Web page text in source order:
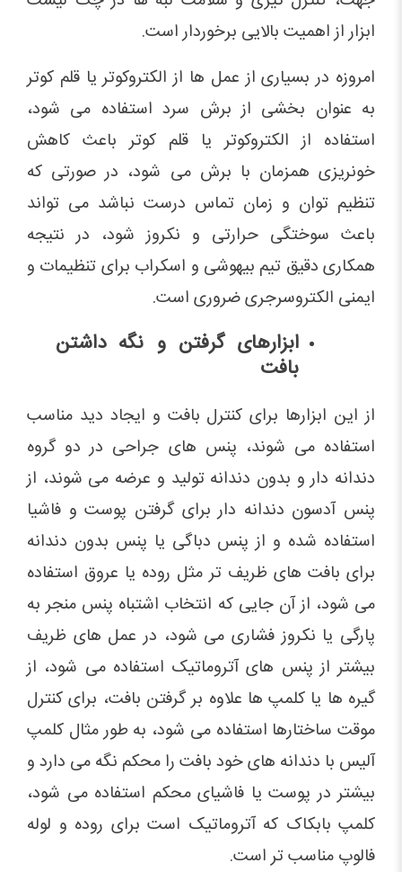
ابزار از اهمیت بالایی برخوردار است.
امروزه در بسیاری از عمل ها از الکتروکوتر یا قلم کوتر
به عنوان بخشی از برش سرد استفاده می شود،
استفاده از الکتروکوتر یا قلم کوتر باعث کاهش
خونریزی همزمان با برش می شود، در صورتی که
تنظیم توان و زمان تماس درست نباشد می تواند
باعث سوختگی حرارتی و نکروز شود، در نتیجه
همکاری دقیق تیم بیهوشی و اسکراب برای تنظیمات و
ایمنی الکتروسرجری ضروری است.
ابزارهای گرفتن و نگه داشتن
بافت
از این ابزارها برای کنترل بافت و ایجاد دید مناسب
استفاده می شوند، پنس های جراحی در دو گروه
دندانه دار و بدون دندانه تولید و عرضه می شوند، از
پنس آدسون دندانه دار برای گرفتن پوست و فاشیا
استفاده شده و از پنس دباگی یا پنس بدون دندانه
برای بافت های ظریف تر مثل روده یا عروق استفاده
می شود، از آن جایی که انتخاب اشتباه پنس منجر به
پارگی یا نکروز فشاری می شود، در عمل های ظریف
بیشتر از پنس های آتروماتیک استفاده می شود، از
گیره ها یا کلمپ ها علاوه بر گرفتن بافت، برای کنترل
موقت ساختارها استفاده می شود، به طور مثال کلمپ
آلیس با دندانه های خود بافت را محکم نگه می دارد و
بیشتر در پوست یا فاشیای محکم استفاده می شود،
کلمپ بابکاک که آتروماتیک است برای روده و لوله
فالوپ مناسب تر است.